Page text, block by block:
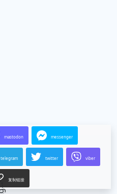
mastodon messenger
telegram twitter viber
复制链接